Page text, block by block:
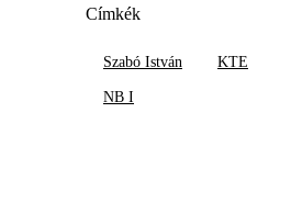
Címkék
Szabó István KTE
NB I